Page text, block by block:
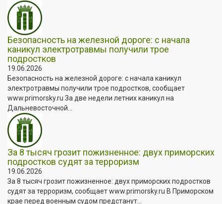
Безопасность на железной дороге: с начала
каникул электротравмы получили трое
подростков
19.06.2026
Безопасность на железной дороге: с начала каникул
электротравмы получили трое подростков, сообщает
www.primorsky.ru За две недели летних каникул на
Дальневосточной...
За 8 тысяч грозит пожизненное: двух приморских
подростков судят за терроризм
19.06.2026
За 8 тысяч грозит пожизненное: двух приморских подростков
судят за терроризм, сообщает www.primorsky.ru В Приморском
крае перед военным судом предстанут...